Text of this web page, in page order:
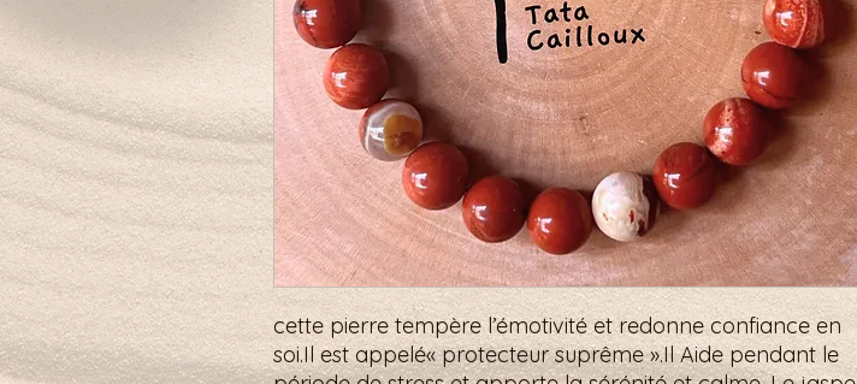
cette pierre tempère l’émotivité et redonne confiance en
soi.Il est appelé« protecteur suprême ».Il Aide pendant le